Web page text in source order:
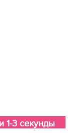
1-3 секунды